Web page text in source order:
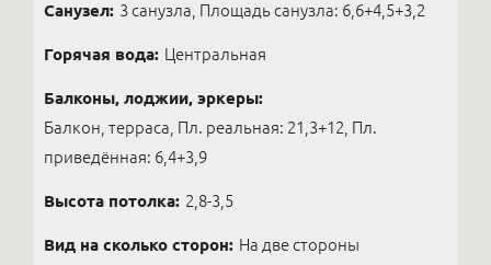
Санузел: 3 санузла, Площадь санузла: 6,6+4,5+3,2
Горячая вода: Центральная
Балконы, лоджии, эркеры:
Балкон, терраса, Пл. реальная: 21,3+12, Пл.
приведённая: 6,4+3,9
Высота потолка: 2,8-3,5
Вид на сколько сторон: На две стороны